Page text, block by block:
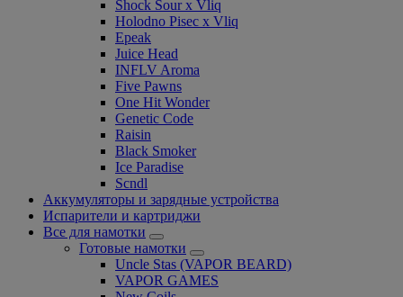
Shock Sour x Vliq
Holodno Pisec x Vliq
Epeak
Juice Head
INFLV Aroma
Five Pawns
One Hit Wonder
Genetic Code
Raisin
Black Smoker
Ice Paradise
Scndl
Аккумуляторы и зарядные устройства
Испарители и картриджи
Все для намотки
Готовые намотки
Uncle Stas (VAPOR BEARD)
VAPOR GAMES